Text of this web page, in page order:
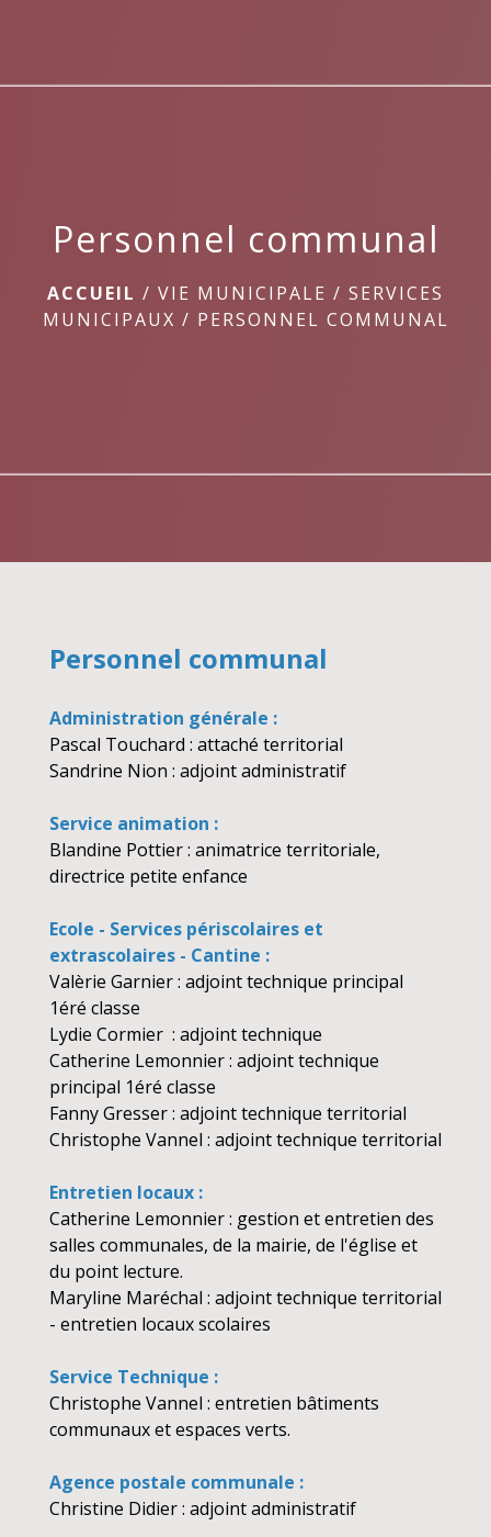
Personnel communal
ACCUEIL / VIE MUNICIPALE / SERVICES
MUNICIPAUX / PERSONNEL COMMUNAL
Personnel communal
Administration générale :
Pascal Touchard : attaché territorial
Sandrine Nion : adjoint administratif
Service animation :
Blandine Pottier : animatrice territoriale,
directrice petite enfance
Ecole - Services périscolaires et
extrascolaires - Cantine :
Valèrie Garnier : adjoint technique principal
1éré classe
Lydie Cormier : adjoint technique
Catherine Lemonnier : adjoint technique
principal 1éré classe
Fanny Gresser : adjoint technique territorial
Christophe Vannel : adjoint technique territorial
Entretien locaux :
Catherine Lemonnier : gestion et entretien des
salles communales, de la mairie, de l'église et
du point lecture.
Maryline Maréchal : adjoint technique territorial
- entretien locaux scolaires
Service Technique :
Christophe Vannel : entretien bâtiments
communaux et espaces verts.
Agence postale communale :
Christine Didier : adjoint administratif